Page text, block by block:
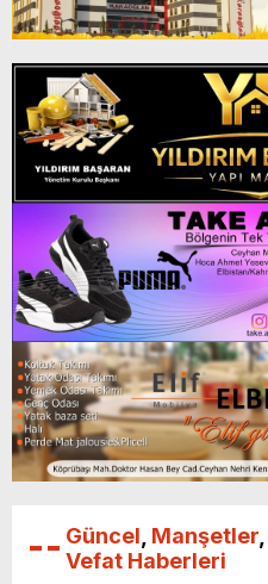
Güncel Manşetler
Vefat Haberleri